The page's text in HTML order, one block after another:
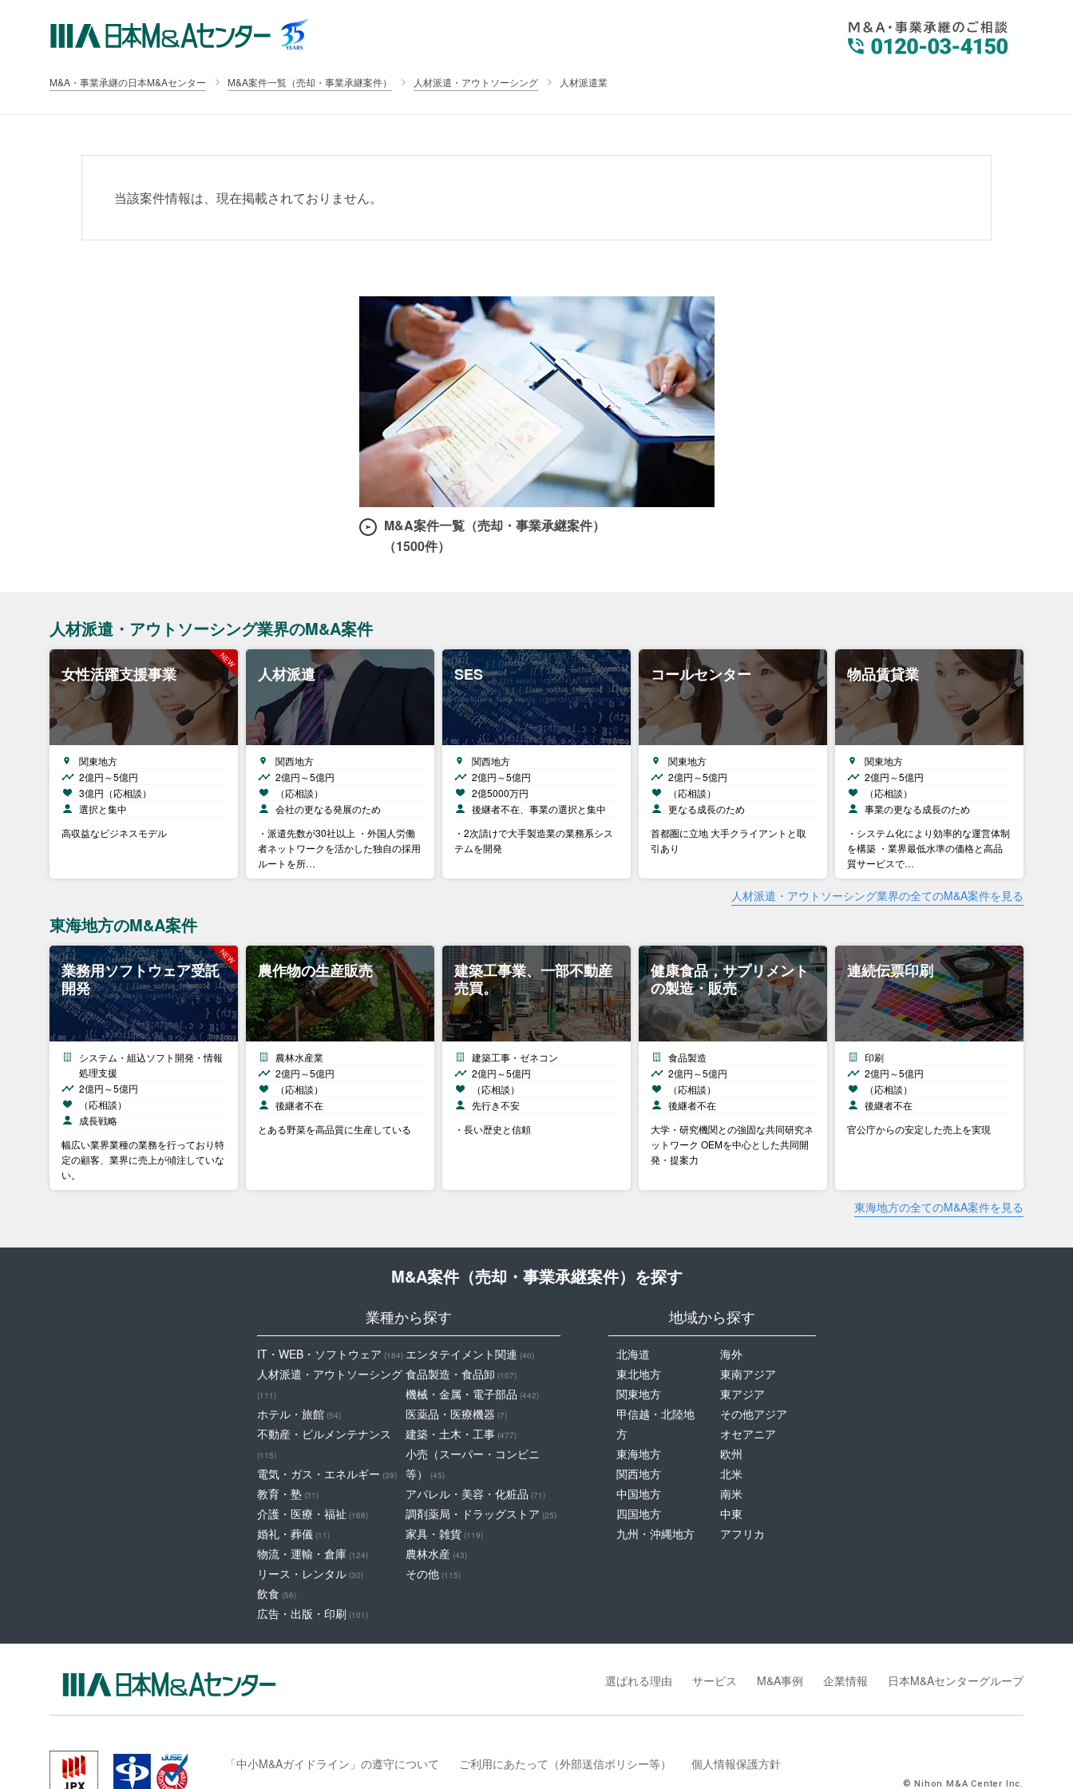
M&A・事業承継の日本M&Aセンター M&A案件一覧（売却・事業承継案件） 人材派遣・アウトソーシング 人材派遣業
当該案件情報は、現在掲載されておりません。
M&A案件一覧（売却・事業承継案件）
（1500件）
人材派遣・アウトソーシング業界のM&A案件
女性活躍支援事業
関東地方
2億円～5億円
3億円（応相談）
選択と集中
高収益なビジネスモデル
人材派遣
関西地方
2億円～5億円
（応相談）
会社の更なる発展のため
・派遣先数が30社以上 ・外国人労働
者ネットワークを活かした独自の採用
ルートを所…
SES
関西地方
2億円～5億円
2億5000万円
後継者不在、事業の選択と集中
・2次請けで大手製造業の業務系シス
テムを開発
コールセンター
関東地方
2億円～5億円
（応相談）
更なる成長のため
首都圏に立地 大手クライアントと取
引あり
物品賃貸業
関東地方
2億円～5億円
（応相談）
事業の更なる成長のため
・システム化により効率的な運営体制
を構築 ・業界最低水準の価格と高品
質サービスで…
人材派遣・アウトソーシング業界の全てのM&A案件を見る
東海地方のM&A案件
業務用ソフトウェア受託
開発
システム・組込ソフト開発・情報
処理支援
2億円～5億円
（応相談）
成長戦略
幅広い業界業種の業務を行っており特
定の顧客、業界に売上が傾注していな
い。
農作物の生産販売
農林水産業
2億円～5億円
（応相談）
後継者不在
とある野菜を高品質に生産している
建築工事業、一部不動産
売買。
建築工事・ゼネコン
2億円～5億円
（応相談）
先行き不安
・長い歴史と信頼
健康食品，サプリメント
の製造・販売
食品製造
2億円～5億円
（応相談）
後継者不在
大学・研究機関との強固な共同研究ネ
ットワーク OEMを中心とした共同開
発・提案力
連続伝票印刷
印刷
2億円～5億円
（応相談）
後継者不在
官公庁からの安定した売上を実現
東海地方の全てのM&A案件を見る
M&A案件（売却・事業承継案件）を探す
業種から探す
IT・WEB・ソフトウェア (184)
人材派遣・アウトソーシング
(111)
ホテル・旅館 (54)
不動産・ビルメンテナンス
(115)
電気・ガス・エネルギー (39)
教育・塾 (31)
介護・医療・福祉 (168)
婚礼・葬儀 (11)
物流・運輸・倉庫 (124)
リース・レンタル (30)
飲食 (56)
広告・出版・印刷 (101)
エンタテイメント関連 (40)
食品製造・食品卸 (107)
機械・金属・電子部品 (442)
医薬品・医療機器 (7)
建築・土木・工事 (477)
小売（スーパー・コンビニ
等）
(45)
アパレル・美容・化粧品 (71)
調剤薬局・ドラッグストア (25)
家具・雑貨 (119)
農林水産 (43)
その他 (115)
地域から探す
北海道
東北地方
関東地方
甲信越・北陸地
方
東海地方
関西地方
中国地方
四国地方
九州・沖縄地方
海外
東南アジア
東アジア
その他アジア
オセアニア
欧州
北米
南米
中東
アフリカ
選ばれる理由 サービス M&A事例 企業情報 日本M&Aセンターグループ
「中小M&Aガイドライン」の遵守について ご利用にあたって（外部送信ポリシー等）
個人情報保護方針
© Nihon M&A Center Inc.